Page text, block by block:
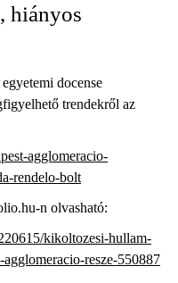
hiányos
docense
trendekről az
agglomeracio-
rendelo-bolt
n olvasható:
kikoltozesi-hullam-
resze-550887